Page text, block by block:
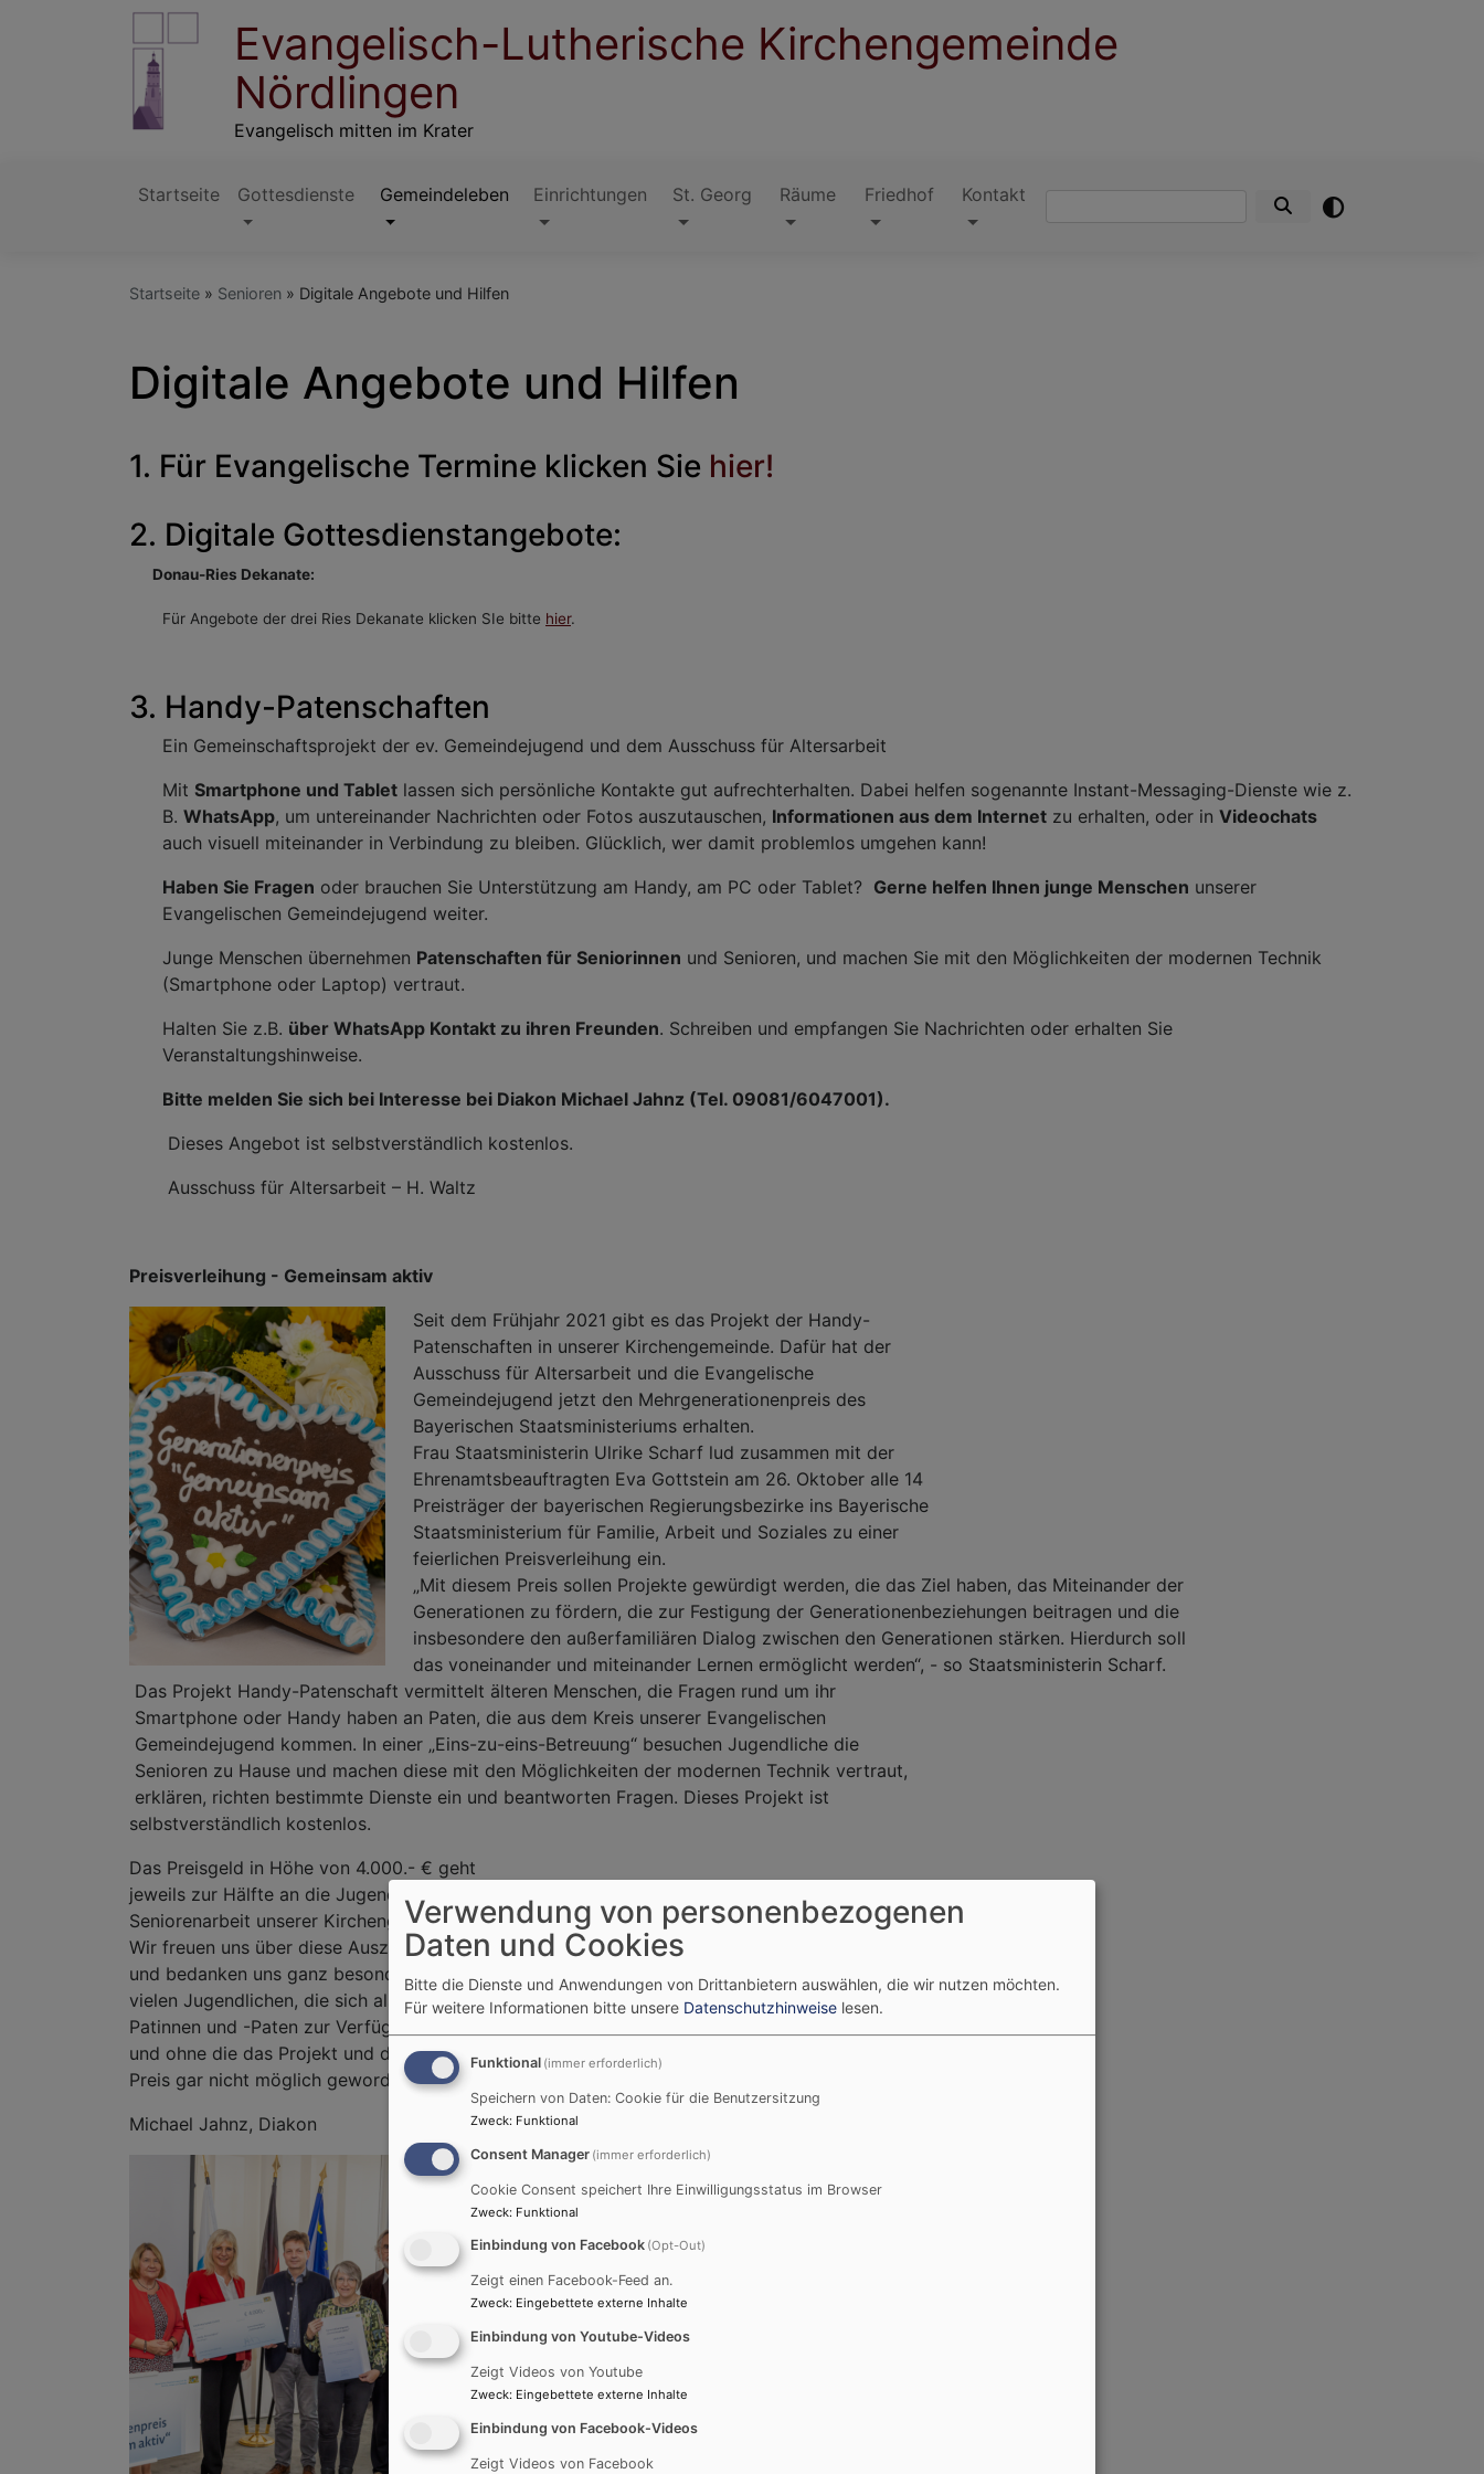
Evangelisch-Lutherische Kirchengemeinde
Nördlingen
Evangelisch mitten im Krater
Hauptnavigation
Startseite Gottesdienste Gemeindeleben Einrichtungen St. Georg Räume Friedhof KontaktSuche
Startseite Senioren Digitale Angebote und Hilfen
Digitale Angebote und Hilfen
1. Für Evangelische Termine klicken Sie hier!
2. Digitale Gottesdienstangebote:
Donau-Ries Dekanate:
Für Angebote der drei Ries Dekanate klicken SIe bitte hier.
3. Handy-Patenschaften
Ein Gemeinschaftsprojekt der ev. Gemeindejugend und dem Ausschuss für Altersarbeit
Mit Smartphone und Tablet lassen sich persönliche Kontakte gut aufrechterhalten. Dabei helfen sogenannte Instant-Messaging-Dienste wie z.
B. WhatsApp, um untereinander Nachrichten oder Fotos auszutauschen, Informationen aus dem Internet zu erhalten, oder in Videochats
auch visuell miteinander in Verbindung zu bleiben. Glücklich, wer damit problemlos umgehen kann!
Haben Sie Fragen oder brauchen Sie Unterstützung am Handy, am PC oder Tablet? Gerne helfen Ihnen junge Menschen unserer
Evangelischen Gemeindejugend weiter.
Junge Menschen übernehmen Patenschaften für Seniorinnen und Senioren, und machen Sie mit den Möglichkeiten der modernen Technik
(Smartphone oder Laptop) vertraut.
Halten Sie z.B. über WhatsApp Kontakt zu ihren Freunden. Schreiben und empfangen Sie Nachrichten oder erhalten Sie
Veranstaltungshinweise.
Bitte melden Sie sich bei Interesse bei Diakon Michael Jahnz (Tel. 09081/6047001).
Dieses Angebot ist selbstverständlich kostenlos.
Ausschuss für Altersarbeit – H. Waltz
Preisverleihung - Gemeinsam aktiv
Seit dem Frühjahr 2021 gibt es das Projekt der Handy-
Patenschaften in unserer Kirchengemeinde. Dafür hat der
Ausschuss für Altersarbeit und die Evangelische
Gemeindejugend jetzt den Mehrgenerationenpreis des
Bayerischen Staatsministeriums erhalten.
Frau Staatsministerin Ulrike Scharf lud zusammen mit der
Ehrenamtsbeauftragten Eva Gottstein am 26. Oktober alle 14
Preisträger der bayerischen Regierungsbezirke ins Bayerische
Staatsministerium für Familie, Arbeit und Soziales zu einer
feierlichen Preisverleihung ein.
„Mit diesem Preis sollen Projekte gewürdigt werden, die das Ziel haben, das Miteinander der
Generationen zu fördern, die zur Festigung der Generationenbeziehungen beitragen und die
insbesondere den außerfamiliären Dialog zwischen den Generationen stärken. Hierdurch soll
das voneinander und miteinander Lernen ermöglicht werden“, - so Staatsministerin Scharf.
Das Projekt Handy-Patenschaft vermittelt älteren Menschen, die Fragen rund um ihr
Smartphone oder Handy haben an Paten, die aus dem Kreis unserer Evangelischen
Gemeindejugend kommen. In einer „Eins-zu-eins-Betreuung“ besuchen Jugendliche die
Senioren zu Hause und machen diese mit den Möglichkeiten der modernen Technik vertraut,
erklären, richten bestimmte Dienste ein und beantworten Fragen. Dieses Projekt ist
selbstverständlich kostenlos.
Das Preisgeld in Höhe von 4.000.- € geht
jeweils zur Hälfte an die Jugend- und
Seniorenarbeit unserer Kirchengemeinde.
Wir freuen uns über diese Auszeichnung
und bedanken uns ganz besonders bei den
vielen Jugendlichen, die sich als Handy-
Patinnen und -Paten zur Verfügung stellen
und ohne die das Projekt und damit der
Preis gar nicht möglich geworden wäre.
Michael Jahnz, Diakon
Verwendung von personenbezogenen
Daten und Cookies
Bitte die Dienste und Anwendungen von Drittanbietern auswählen, die wir nutzen möchten.
Für weitere Informationen bitte unsere Datenschutzhinweise lesen.
Funktional (immer erforderlich)
Speichern von Daten: Cookie für die Benutzersitzung
Zweck: Funktional
Consent Manager (immer erforderlich)
Cookie Consent speichert Ihre Einwilligungsstatus im Browser
Zweck: Funktional
Einbindung von Facebook (Opt-Out)
Zeigt einen Facebook-Feed an.
Zweck: Eingebettete externe Inhalte
Einbindung von Youtube-Videos
Zeigt Videos von Youtube
Zweck: Eingebettete externe Inhalte
Einbindung von Facebook-Videos
Zeigt Videos von Facebook